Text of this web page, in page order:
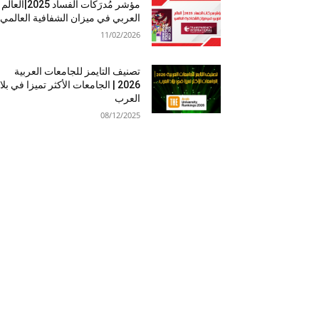
مؤشر مُدرَكات الفساد 2025|العالم
العربي في ميزان الشفافية العالمي
11/02/2026
تصنيف التايمز للجامعات العربية
2026 | الجامعات الأكثر تميزا في
العرب
08/12/2025